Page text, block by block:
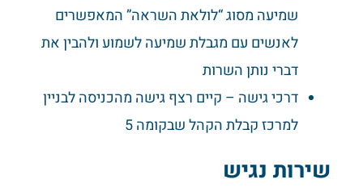
שמיעה מסוג “לולאת השראה” המאפשרים
לאנשים עם מגבלת שמיעה לשמוע ולהבין את
דברי נותן השרות
דרכי גישה – קיים רצף גישה מהכניסה לבניין
למרכז קבלת הקהל שבקומה 5
שירות נגיש